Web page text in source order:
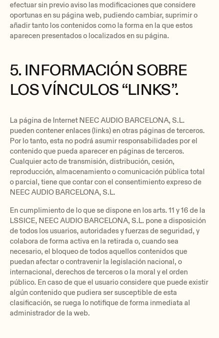
efectuar sin previo aviso las modificaciones que considere
oportunas en su página web, pudiendo cambiar, suprimir o
añadir tanto los contenidos como la forma en la que estos
aparecen presentados o localizados en su página.
5. INFORMACIÓN SOBRE
LOS VÍNCULOS “LINKS”.
La página de Internet NEEC AUDIO BARCELONA, S.L.
pueden contener enlaces (links) en otras páginas de terceros.
Por lo tanto, esta no podrá asumir responsabilidades por el
contenido que pueda aparecer en páginas de terceros.
Cualquier acto de transmisión, distribución, cesión,
reproducción, almacenamiento o comunicación pública total
o parcial, tiene que contar con el consentimiento expreso de
NEEC AUDIO BARCELONA, S.L.
En cumplimiento de lo que se dispone en los arts. 11 y 16 de la
LSSICE, NEEC AUDIO BARCELONA, S.L. pone a disposición
de todos los usuarios, autoridades y fuerzas de seguridad, y
colabora de forma activa en la retirada o, cuando sea
necesario, el bloqueo de todos aquellos contenidos que
puedan afectar o contravenir la legislación nacional, o
internacional, derechos de terceros o la moral y el orden
público. En caso de que el usuario considere que puede existir
algún contenido que pudiera ser susceptible de esta
clasificación, se ruega lo notifique de forma inmediata al
administrador de la web.